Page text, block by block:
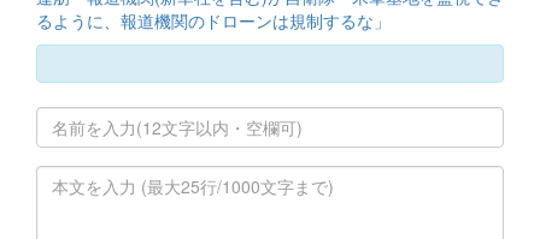
るように、報道機関のドローンは規制するな」